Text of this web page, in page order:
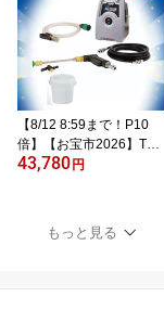
3AT-1,TA916SP-1) TASC
O イチネンタスコ
【8/12 8:59まで！P10
倍】【お宝市2026】TAS
CO イチネンタスコ ポー
付き STA352WL-T1
43,780 円
もっと見る